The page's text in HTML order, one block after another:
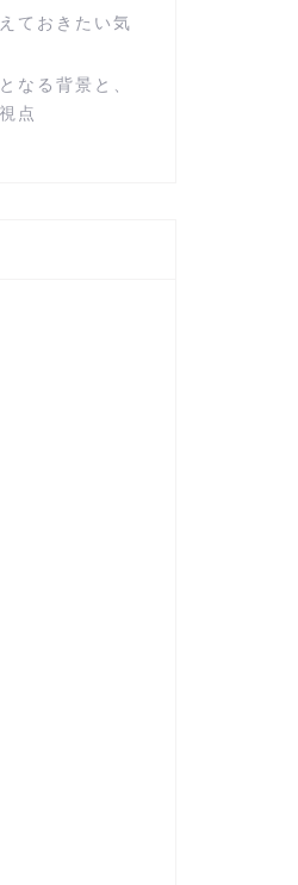
ておきたい気
なる背景と、
点